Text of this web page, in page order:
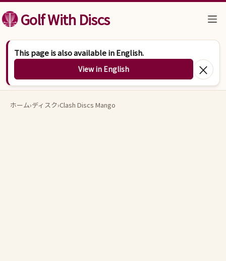
コンテンツへスキップ
Golf With Discs
This page is also available in English.
View in English ×
ホーム›ディスク›Clash Discs Mango